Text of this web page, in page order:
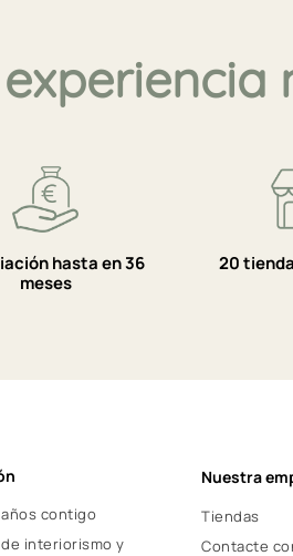
hasta en 36
meses
20
contigo
interiorismo y
Nuestra
Tiendas
Contacte